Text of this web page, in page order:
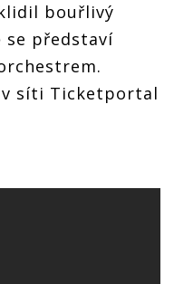
bouřlivý
se představí
síti Ticketportal